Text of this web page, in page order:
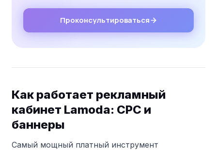
Проконсультироваться
Как работает рекламный
кабинет Lamoda: CPC и
баннеры
Самый мощный платный инструмент